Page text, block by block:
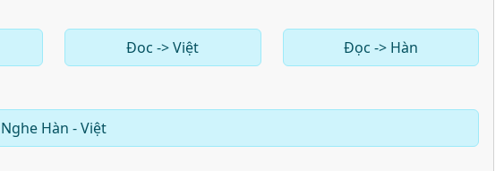
Đoc -> Việt Đọc -> Hàn
Nghe Hàn - Việt